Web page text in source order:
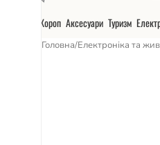
Короп Аксесуари Туризм
Головна/Електроніка та